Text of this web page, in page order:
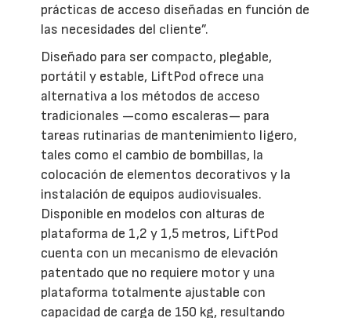
prácticas de acceso diseñadas en función de
las necesidades del cliente”.
Diseñado para ser compacto, plegable,
portátil y estable, LiftPod ofrece una
alternativa a los métodos de acceso
tradicionales —como escaleras— para
tareas rutinarias de mantenimiento ligero,
tales como el cambio de bombillas, la
colocación de elementos decorativos y la
instalación de equipos audiovisuales.
Disponible en modelos con alturas de
plataforma de 1,2 y 1,5 metros, LiftPod
cuenta con un mecanismo de elevación
patentado que no requiere motor y una
plataforma totalmente ajustable con
capacidad de carga de 150 kg, resultando